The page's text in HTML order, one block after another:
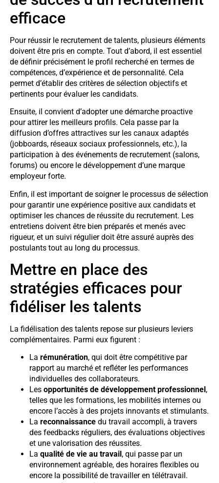
efficace
Pour réussir le recrutement de talents, plusieurs éléments
doivent être pris en compte. Tout d’abord, il est essentiel
de définir précisément le profil recherché en termes de
compétences, d’expérience et de personnalité. Cela
permet d’établir des critères de sélection objectifs et
pertinents pour évaluer les candidats.
Ensuite, il convient d’adopter une démarche proactive
pour attirer les meilleurs profils. Cela passe par la
diffusion d’offres attractives sur les canaux adaptés
(jobboards, réseaux sociaux professionnels, etc.), la
participation à des événements de recrutement (salons,
forums) ou encore le développement d’une marque
employeur forte.
Enfin, il est important de soigner le processus de sélection
pour garantir une expérience positive aux candidats et
optimiser les chances de réussite du recrutement. Les
entretiens doivent être bien préparés et menés avec
rigueur, et un suivi régulier doit être assuré auprès des
postulants tout au long du processus.
Mettre en place des
stratégies efficaces pour
fidéliser les talents
La fidélisation des talents repose sur plusieurs leviers
complémentaires. Parmi eux figurent :
La rémunération, qui doit être compétitive par
rapport au marché et refléter les performances
individuelles des collaborateurs.
Les opportunités de développement professionnel ,
telles que les formations, les mobilités internes ou
encore l’accès à des projets innovants et stimulants.
La reconnaissance du travail accompli, à travers
des feedbacks réguliers, des évaluations objectives
et une valorisation des réussites.
La qualité de vie au travail , qui passe par un
environnement agréable, des horaires flexibles ou
encore la possibilité de travailler en télétravail.